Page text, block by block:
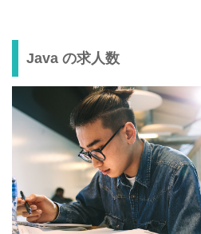
Java の求人数